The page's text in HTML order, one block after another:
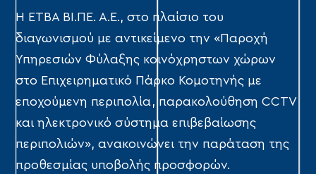
Η ΕΤΒΑ ΒΙ.ΠΕ. Α.Ε., στο πλαίσιο του
διαγωνισμού με αντικείμενο την «Παροχή
Υπηρεσιών Φύλαξης κοινόχρηστων χώρων
στο Επιχειρηματικό Πάρκο Κομοτηνής με
εποχούμενη περιπολία, παρακολούθηση CCTV
και ηλεκτρονικό σύστημα επιβεβαίωσης
περιπολιών», ανακοινώνει την παράταση της
προθεσμίας υποβολής προσφορών.